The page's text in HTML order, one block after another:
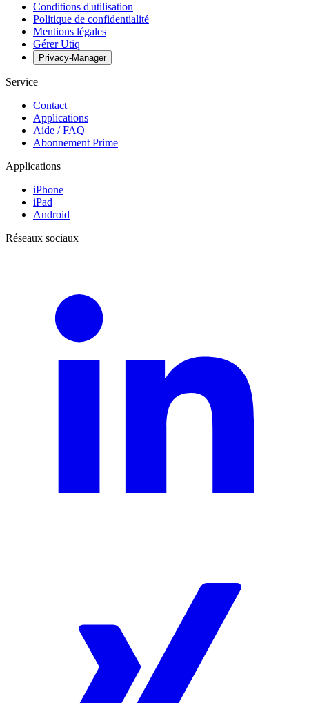
Conditions d'utilisation
Politique de confidentialité
Mentions légales
Gérer Utiq
Privacy-Manager
Service
Contact
Applications
Aide / FAQ
Abonnement Prime
Applications
iPhone
iPad
Android
Réseaux sociaux